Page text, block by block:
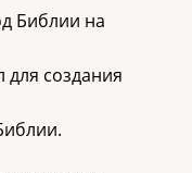
Библии на
для создания